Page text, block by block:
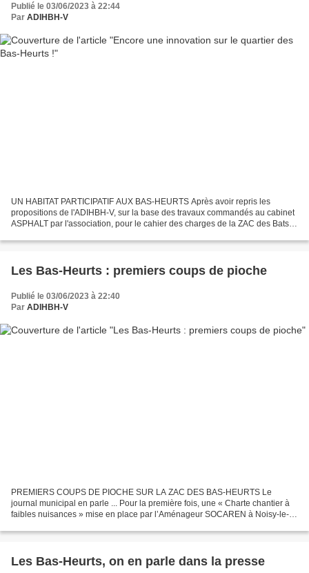
Publié le 03/06/2023 à 22:44
Par ADIHBH-V
UN HABITAT PARTICIPATIF AUX BAS-HEURTS Après avoir repris les
propositions de l'ADIHBH-V, sur la base des travaux commandés au cabinet
ASPHALT par l'association, pour le cahier des charges de la ZAC des Bats-
Les Bas-Heurts : premiers coups de pioche
Publié le 03/06/2023 à 22:40
Par ADIHBH-V
PREMIERS COUPS DE PIOCHE SUR LA ZAC DES BAS-HEURTS Le
journal municipal en parle ... Pour la première fois, une « Charte chantier à
faibles nuisances » mise en place par l’Aménageur SOCAREN à Noisy-le-
Les Bas-Heurts, on en parle dans la presse